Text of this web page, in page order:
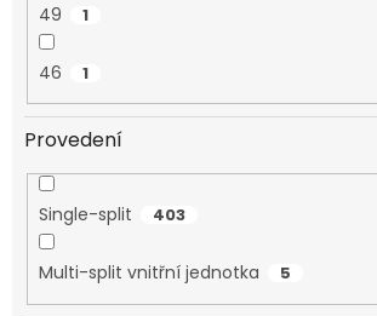
49 1
46 1
Provedení
Single-split 403
Multi-split vnitřní jednotka 5